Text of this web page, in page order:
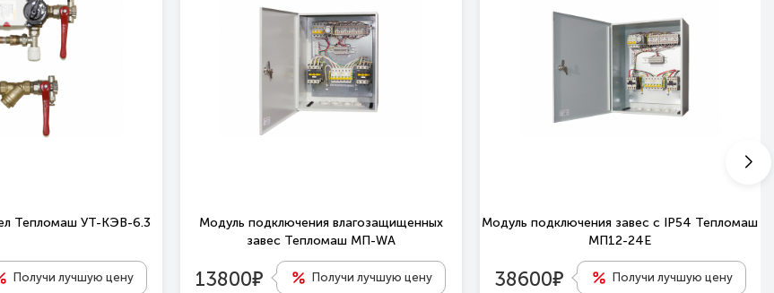
Тепловая завеса Тепломаш КЭВ-92П4127W (нерж.)
Тепломаш УТ-КЭВ-6.3
Получи лучшую цену
Модуль подключения влагозащищенных
завес Тепломаш МП-WA
13800е Получи лучшую цену
Модуль подключения завес c IP54 Тепломаш
МП12-24Е
38600е Получи лучшую цену